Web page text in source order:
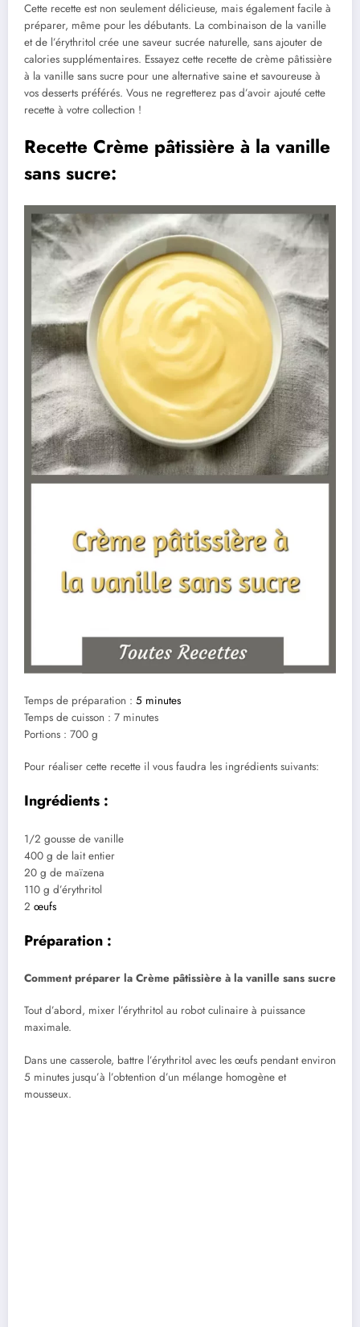
Cette recette est non seulement délicieuse, mais également facile à
préparer, même pour les débutants. La combinaison de la vanille
et de l’érythritol crée une saveur sucrée naturelle, sans ajouter de
calories supplémentaires. Essayez cette recette de crème pâtissière
à la vanille sans sucre pour une alternative saine et savoureuse à
vos desserts préférés. Vous ne regretterez pas d’avoir ajouté cette
recette à votre collection !
Recette Crème pâtissière à la vanille
sans sucre:
Temps de préparation : 5 minutes
Temps de cuisson : 7 minutes
Portions : 700 g
Pour réaliser cette recette il vous faudra les ingrédients suivants:
Ingrédients :
1/2 gousse de vanille
400 g de lait entier
20 g de maïzena
110 g d’érythritol
2 œufs
Préparation :
Comment préparer la Crème pâtissière à la vanille sans sucre
Tout d’abord, mixer l’érythritol au robot culinaire à puissance
maximale.
Dans une casserole, battre l’érythritol avec les œufs pendant environ
5 minutes jusqu’à l’obtention d’un mélange homogène et
mousseux.